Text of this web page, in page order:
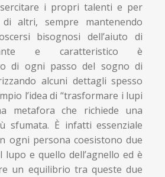
i propri talenti e per
altri, sempre mantenendo
bisognosi dell’aiuto di
e caratteristico è
di ogni passo del sogno di
alcuni dettagli spesso
l’idea di “trasformare i lupi
metafora che richiede una
sfumata. È infatti essenziale
ogni persona coesistono due
lupo e quello dell’agnello ed è
un equilibrio tra queste due